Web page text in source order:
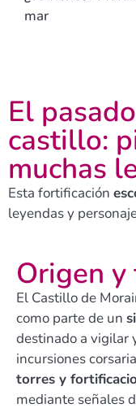
mar
El
castillo:
muchas
Esta fortificación
leyendas y
Origen
El Castillo de
como parte de un
destinado a vigilar
incursiones
torres y
mediante señales